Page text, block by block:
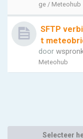
ge / Meteohub
SFTP
t
door
Meteohub
Selecteer